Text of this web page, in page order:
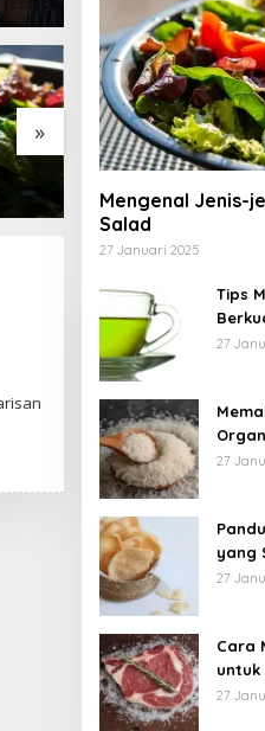
»
Hijau yang
Memahami
Beras
Mengenal Jenis-
Salad
27 Januari 2025
Tips
27
27
yang
27
Cara
untuk
27